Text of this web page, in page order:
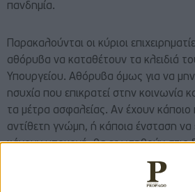
πανδημία.
Παρακαλούνται οι κύριοι
αθόρυβα να καταθέτουν τα κλειδιά
Υπουργείου. Αθόρυβα όμως για να
ησυχία που επικρατεί στην κοινωνία
τα μέτρα ασφαλείας. Αν έχουν
αντίθετη γνώμη, ή κάποια ένσταση
κάνουν υπομονή, θα ερωτηθούν στις
Αβέβαιο το κομμάτι και για το πότε θα